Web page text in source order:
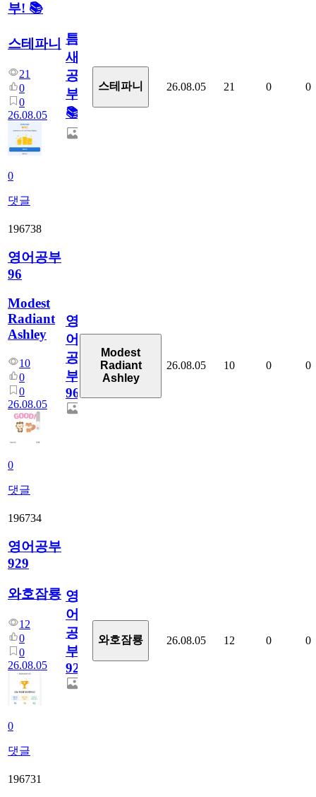
부! 📚
스테파니
21
0
0
26.08.05
0
댓글
틈
새
공
부!
📚
스테파니 26.08.05 21 0 0
196738
영어공부
96
Modest
Radiant
Ashley
10
0
0
26.08.05
0
댓글
영
어
공
부
96
Modest
Radiant
Ashley
26.08.05 10 0 0
196734
영어공부
929
와호잠룡
12
0
0
26.08.05
0
댓글
영
어
공
부
929
와호잠룡 26.08.05 12 0 0
196731